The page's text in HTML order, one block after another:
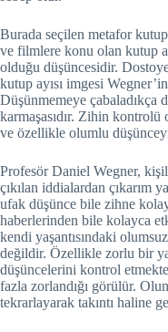
Burada seçilen metafor
ve filmlere konu olan kutup
olduğu düşüncesidir.
kutup ayısı imgesi
Düşünmemeye çabaladıkça
karmaşasıdır. Zihin kontrolü
ve özellikle olumlu
Profesör Daniel Wegner,
çıkılan iddialardan çıkarım
ufak düşünce bile zihne
haberlerinden bile kolayca
kendi yaşantısındaki
değildir. Özellikle zorlu bir
düşüncelerini kontrol
fazla zorlandığı görülür.
tekrarlayarak takıntı haline